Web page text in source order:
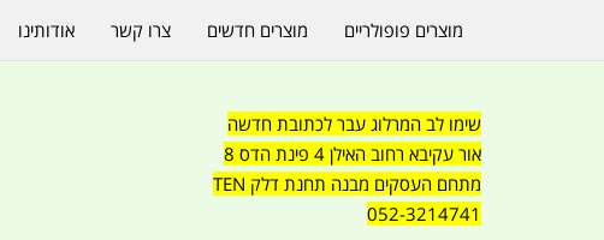
שימו לב המרלוג עבר לכתובת חדשה
אור עקיבא רחוב האילן 4 פינת הדס 8
מתחם העסקים מבנה תחנת דלק TEN
052-3214741
מוצרים פופולריים מוצרים חדשים צרו קשר אודותינו